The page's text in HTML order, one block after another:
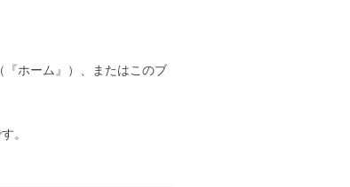
ホーム』）、またはこのブ
。